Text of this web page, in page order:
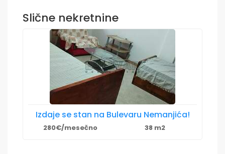
Slične nekretnine
Izdaje se stan na Bulevaru Nemanjića!
280€/mesečno 38 m2